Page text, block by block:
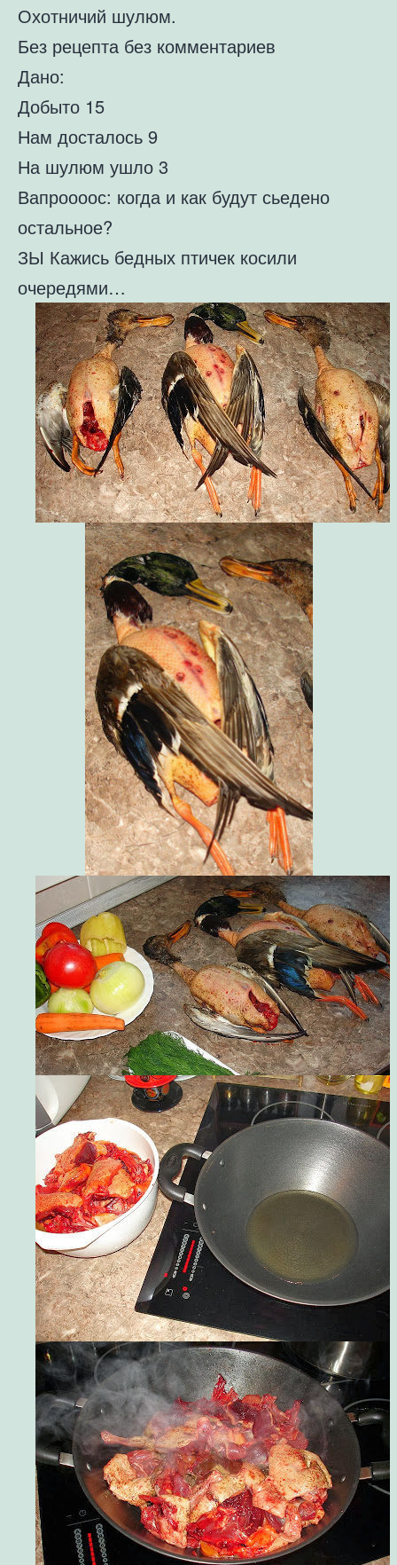
Охотничий шулюм.
Без рецепта без комментариев
Дано:
Добыто 15
Нам досталось 9
На шулюм ушло 3
Вапроооос: когда и как будут сьедено
остальное?
ЗЫ Кажись бедных птичек косили
очередями…